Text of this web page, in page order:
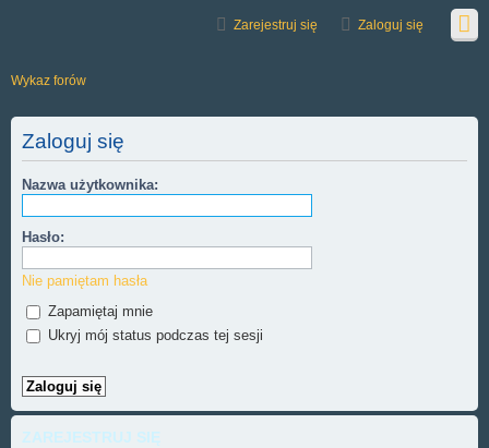
Zaloguj się
Zarejestruj się
Wykaz forów
Zaloguj się
Nazwa użytkownika:
Hasło:
Nie pamiętam hasła
Zapamiętaj mnie
Ukryj mój status podczas tej sesji
ZAREJESTRUJ SIĘ